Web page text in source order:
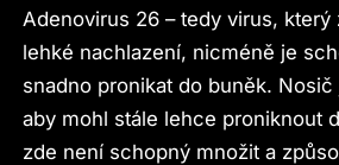
Adenovirus 26 – tedy virus, který
lehké nachlazení, nicméně je
snadno pronikat do buněk. Nosič
aby mohl stále lehce proniknout
zde není schopný množit a